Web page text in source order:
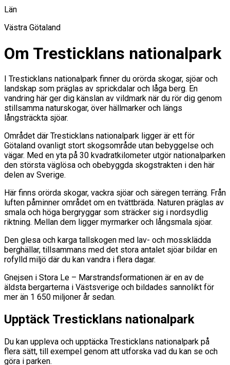
Län
Västra Götaland
Om Tresticklans nationalpark
I Tresticklans nationalpark finner du orörda skogar, sjöar och
landskap som präglas av sprickdalar och låga berg. En
vandring här ger dig känslan av vildmark när du rör dig genom
stillsamma naturskogar, över hällmarker och längs
långsträckta sjöar.
Området där Tresticklans nationalpark ligger är ett för
Götaland ovanligt stort skogsområde utan bebyggelse och
vägar. Med en yta på 30 kvadratkilometer utgör nationalparken
den största väglösa och obebyggda skogstrakten i den här
delen av Sverige.
Här finns orörda skogar, vackra sjöar och säregen terräng. Från
luften påminner området om en tvättbräda. Naturen präglas av
smala och höga bergryggar som sträcker sig i nordsydlig
riktning. Mellan dem ligger myrmarker och långsmala sjöar.
Den glesa och karga tallskogen med lav- och mossklädda
berghällar, tillsammans med det stora antalet sjöar bildar en
rofylld miljö där du kan vandra i flera dagar.
Gnejsen i Stora Le – Marstrandsformationen är en av de
äldsta bergarterna i Västsverige och bildades sannolikt för
mer än 1 650 miljoner år sedan.
Upptäck Tresticklans nationalpark
Du kan uppleva och upptäcka Tresticklans nationalpark på
flera sätt, till exempel genom att utforska vad du kan se och
göra i parken.